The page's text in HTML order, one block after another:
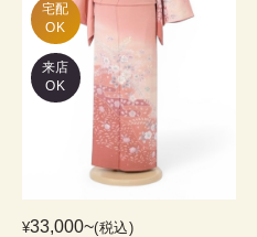
宅配
OK
来店
OK
¥33,000~(税込)